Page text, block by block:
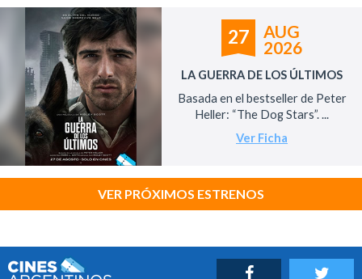
27
AUG
2026
LA GUERRA DE LOS ÚLTIMOS
Basada en el bestseller de Peter
Heller: “The Dog Stars”. ...
Ver Ficha
VER PRÓXIMOS ESTRENOS